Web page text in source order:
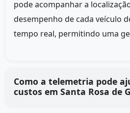
pode acompanhar a
desempenho de cada veículo
tempo real, permitindo uma
Como a telemetria pode
custos em Santa Rosa de